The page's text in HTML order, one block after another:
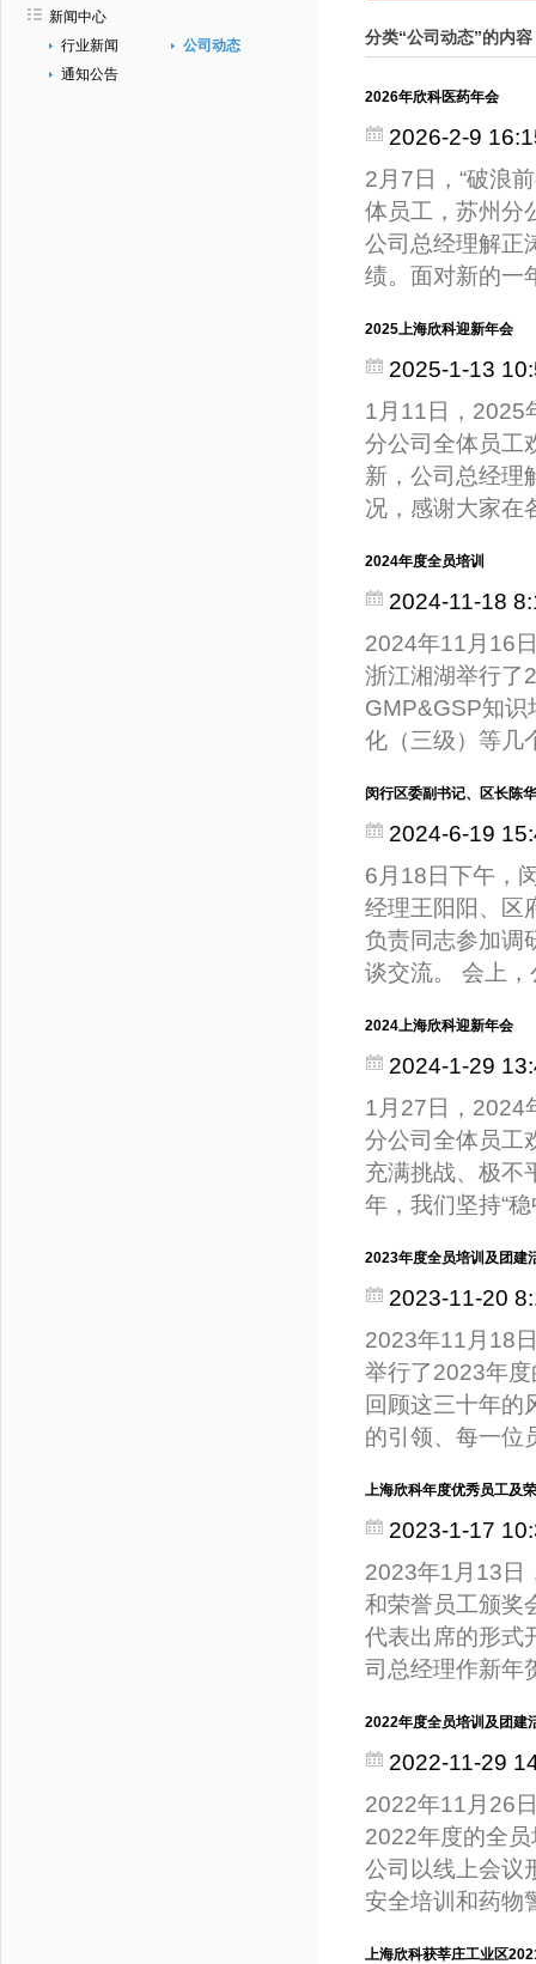
新闻中心
行业新闻
公司动态
通知公告
分类“公司动态”的内容
2026年欣科医药年会
2026-2-9
2月7日，“破浪
体员工，苏州分
公司总经理解正
绩。面对新的一
2025上海欣科迎新年会
2025-1-13
1月11日，2025
分公司全体员工
新，公司总经理
况，感谢大家在
2024年度全员培训
2024-11-18
2024年11月16
浙江湘湖举行了
GMP&GSP知识
化（三级）等几
闵行区委副书记、区长陈
2024-6-19
6月18日下午，
经理王阳阳、区
负责同志参加调
谈交流。 会上
2024上海欣科迎新年会
2024-1-29
1月27日，2024
分公司全体员工
充满挑战、极不
年，我们坚持“
2023年度全员培训及团建
2023-11-20
2023年11月18
举行了2023年
回顾这三十年的
的引领、每一位
上海欣科年度优秀员工及
2023-1-17
2023年1月13日
和荣誉员工颁奖
代表出席的形式
司总经理作新年
2022年度全员培训及团建
2022-11-29
2022年11月26
2022年度的全
公司以线上会议
安全培训和药物
上海欣科获莘庄工业区